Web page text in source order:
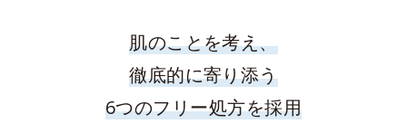
肌のことを考え、
徹底的に寄り添う
6つのフリー処方を採用